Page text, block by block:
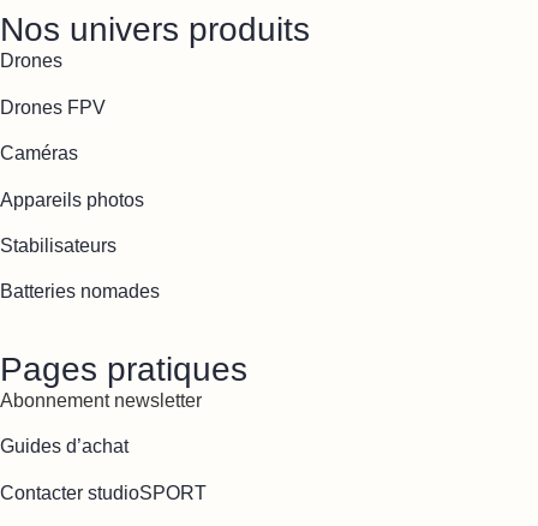
Nos univers produits
Drones
Drones FPV
Caméras
Appareils photos
Stabilisateurs
Batteries nomades
Pages pratiques
Abonnement newsletter
Guides d’achat
Contacter studioSPORT